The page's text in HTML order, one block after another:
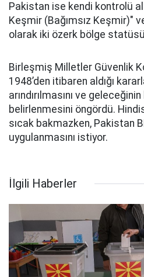
Pakistan ise kendi kontrolü
Keşmir (Bağımsız Keşmir)"
olarak iki özerk bölge
Birleşmiş Milletler Güvenlik
1948’den itibaren aldığı
arındırılmasını ve
belirlenmesini öngördü.
sıcak bakmazken, Pakistan
uygulanmasını istiyor.
İlgili Haberler